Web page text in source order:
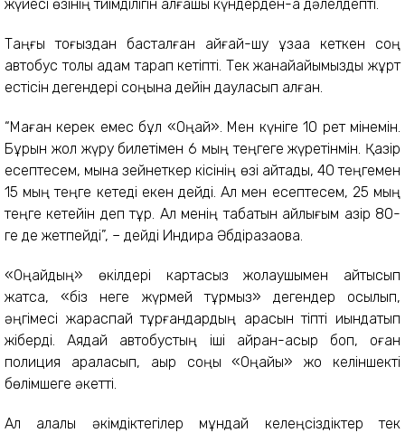
жүйесі өзінің тиімділігін алғашқы күндерден-ақ дәлелдепті.
Таңғы тоғыздан басталған айғай-шу ұзаққа кеткен соң
автобус толы адам тарап кетіпті. Тек жанайқайымызды жұрт
естісін дегендері соңына дейін дауласып қалған.
“Маған керек емес бұл «Оңай». Мен күніге 10 рет мінемін.
Бұрын жол жүру билетімен 6 мың теңгеге жүретінмін. Қазір
есептесем, мына зейнеткер кісінің өзі айтады, 40 теңгемен
15 мың теңге кетеді екен дейді. Ал мен есептесем, 25 мың
теңге кетейін деп тұр. Ал менің табатын айлығым қазір 80-
ге де жетпейді”, – дейді Индира Әбдіразақова.
«Оңайдың» өкілдері картасыз жолаушымен айтысып
жатса, «біз неге жүрмей тұрмыз» дегендер қосылып,
әңгімесі жараспай тұрғандардың арасын тіпті қиындатып
жіберді. Аядай автобустың іші айран-асыр боп, оған
полиция араласып, ақыр соңы «Оңайы» жоқ келіншекті
бөлімшеге әкетті.
Ал қалалық әкімдіктегілер мұндай келеңсіздіктер тек